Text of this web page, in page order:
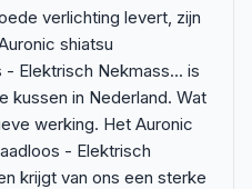
verlichting levert, zijn
shiatsu
Elektrisch Nekmass... is
kussen in Nederland. Wat
werking. Het Auronic
- Elektrisch
krijgt van ons een sterke